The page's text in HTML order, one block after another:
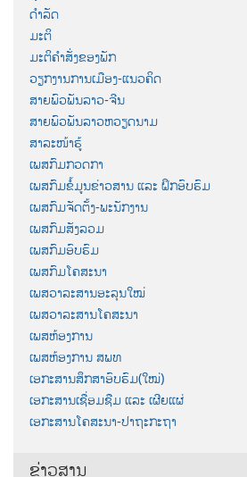
ດຳລັດ
ມະຕິ
ມະຕິຄຳສັ່ງຂອງພັກ
ວຽກງານການເມືອງ-ແນວຄິດ
ສາຍພົວພັນລາວ-ຈີນ
ສາຍພົວພັນລາວຫວຽດນາມ
ສາລະໜ້າຮູ້
ເພສກົມກວດກາ
ເພສກົມຂໍ້ມູນຂ່າວສານ ແລະ ຝຶກອົບຮົມ
ເພສກົມຈັດຕັ້ງ-ພະນັກງານ
ເພສກົມສັງລວມ
ເພສກົມອົບຮົມ
ເພສກົມໂຄສະນາ
ເພສວາລະສານອະລຸນໃໝ່
ເພສວາລະສານໂຄສະນາ
ເພສຫ້ອງການ
ເພສຫ້ອງການ ສພທ
ເອກະສານສຶກສາອົບຮົມ(ໃໝ່)
ເອກະສານເຊື່ອມຊືມ ແລະ ເຜີຍແຜ່
ເອກະສານໂຄສະນາ-ປາຖະກະຖາ
ຂ່າວສານ